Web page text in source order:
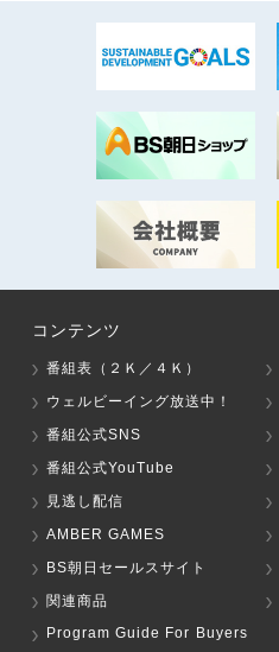
コンテンツ
番組表（２Ｋ／４Ｋ）
ウェルビーイング放送中！
番組公式SNS
番組公式YouTube
見逃し配信
AMBER GAMES
BS朝日セールスサイト
関連商品
Program Guide For Buyers